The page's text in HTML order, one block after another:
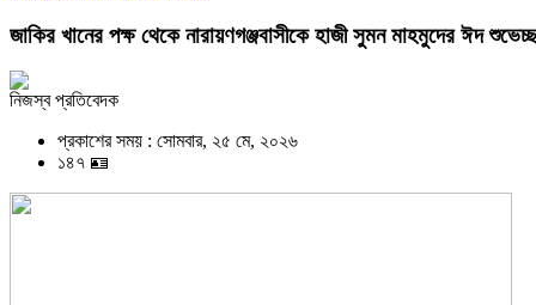
জাকির খানের পক্ষ থেকে নারায়ণগঞ্জবাসীকে হাজী সুমন মাহমুদের ঈদ
নিজস্ব প্রতিবেদক
প্রকাশের সময় : সোমবার, ২৫ মে, ২০২৬
১৪৭ 🪪